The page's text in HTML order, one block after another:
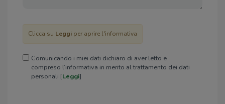
Clicca su Leggi per aprire l'informativa
Comunicando i miei dati dichiaro di aver letto e
compreso l’informativa in merito al trattamento dei dati
personali [Leggi]